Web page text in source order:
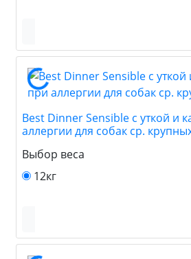
Best Dinner Sensible с уткой и
аллергии для собак ср.
Выбор веса
12кг